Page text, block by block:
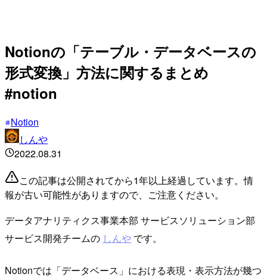
Notionの「テーブル・データベースの
形式変換」方法に関するまとめ
#notion
Notion
しんや
2022.08.31
この記事は公開されてから1年以上経過しています。情
報が古い可能性がありますので、ご注意ください。
データアナリティクス事業本部 サービスソリューション部
サービス開発チームの しんや です。
Notionでは「データベース」における表現・表示方法が幾つ